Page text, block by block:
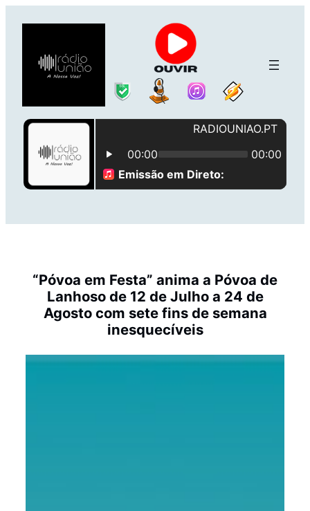
para
conteúdo
“Póvoa em Festa” anima a Póvoa de
Lanhoso de 12 de Julho a 24 de
Agosto com sete fins de semana
inesquecíveis